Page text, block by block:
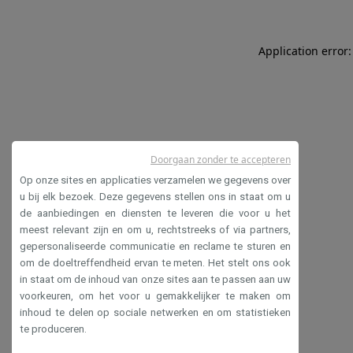
Application
Op onze sites en applicaties verzamelen we gegevens over
u bij elk bezoek. Deze gegevens stellen ons in staat om u
de aanbiedingen en diensten te leveren die voor u het
meest relevant zijn en om u, rechtstreeks of via partners,
gepersonaliseerde communicatie en reclame te sturen en
om de doeltreffendheid ervan te meten. Het stelt ons ook
in staat om de inhoud van onze sites aan te passen aan uw
voorkeuren, om het voor u gemakkelijker te maken om
inhoud te delen op sociale netwerken en om statistieken
te produceren.
Doorgaan zonder te accepteren